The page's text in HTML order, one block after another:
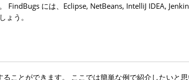
FindBugs には、Eclipse, NetBeans, IntelliJ IDEA,
ょう。
ことができます。 ここでは簡単な例で紹介したいと